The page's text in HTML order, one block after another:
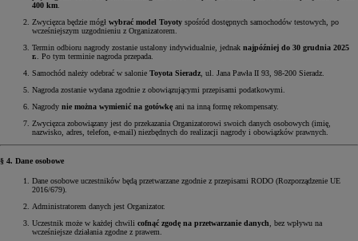
400 km
Zwycięzca będzie mógł wybrać model Toyoty spośród dostępnych samochodów testowych, po
wcześniejszym uzgodnieniu z Organizatorem.
Termin odbioru nagrody zostanie ustalony indywidualnie, jednak najpóźniej do 30 grudnia 2025
r. . Po tym terminie nagroda przepada.
Samochód należy odebrać w salonie Toyota Sieradz , ul. Jana Pawła II 93, 98-200 Sieradz.
Nagroda zostanie wydana zgodnie z obowiązującymi przepisami podatkowymi.
Nagrody nie można wymienić na gotówkę ani na inną formę rekompensaty.
Zwycięzca zobowiązany jest do przekazania Organizatorowi swoich danych osobowych (imię,
nazwisko, adres, telefon, e-mail) niezbędnych do realizacji nagrody i obowiązków prawnych.
§ 4. Dane osobowe
Dane osobowe uczestników będą przetwarzane zgodnie z przepisami RODO (Rozporządzenie UE
2016/679).
Administratorem danych jest Organizator.
Uczestnik może w każdej chwili cofnąć zgodę na przetwarzanie danych , bez wpływu na
wcześniejsze działania zgodne z prawem.